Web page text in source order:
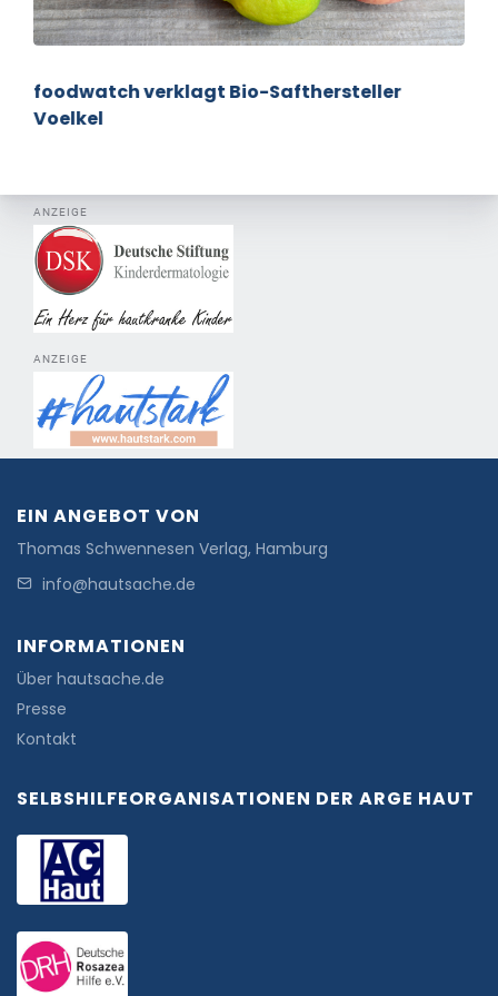
foodwatch verklagt Bio-Safthersteller
Voelkel
ANZEIGE
ANZEIGE
EIN ANGEBOT VON
Thomas Schwennesen Verlag, Hamburg
info@hautsache.de
INFORMATIONEN
Über hautsache.de
Presse
Kontakt
SELBSHILFEORGANISATIONEN DER ARGE HAUT